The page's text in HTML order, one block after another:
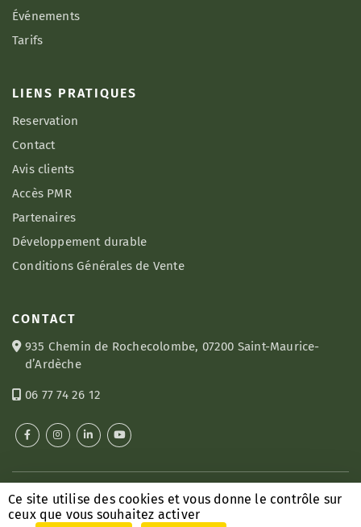
Événements
Tarifs
LIENS PRATIQUES
Reservation
Contact
Avis clients
Accès PMR
Partenaires
Développement durable
Conditions Générales de Vente
CONTACT
935 Chemin de Rochecolombe, 07200 Saint-Maurice-
d’Ardèche
06 77 74 26 12
© 2026 Les Villas du Vendoule •
Mentions légales
Site conçu et réalisé par
Ce site utilise des cookies et vous donne le contrôle sur
ceux que vous souhaitez activer